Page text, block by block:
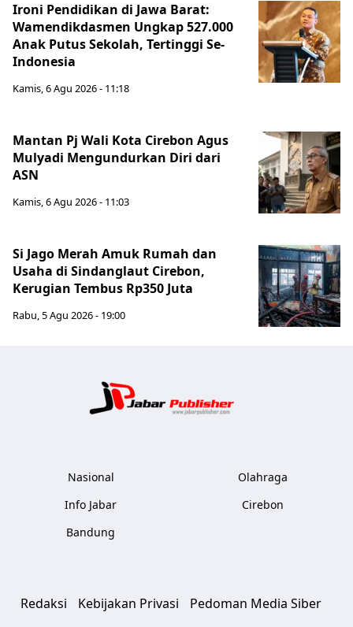
Ironi Pendidikan di Jawa Barat:
Wamendikdasmen Ungkap 527.000
Anak Putus Sekolah, Tertinggi Se-
Indonesia
Kamis, 6 Agu 2026 - 11:18
Mantan Pj Wali Kota Cirebon Agus
Mulyadi Mengundurkan Diri dari
ASN
Kamis, 6 Agu 2026 - 11:03
Si Jago Merah Amuk Rumah dan
Usaha di Sindanglaut Cirebon,
Kerugian Tembus Rp350 Juta
Rabu, 5 Agu 2026 - 19:00
Nasional
Info Jabar
Bandung
Olahraga
Cirebon
Redaksi Kebijakan Privasi
Pedoman Media Siber